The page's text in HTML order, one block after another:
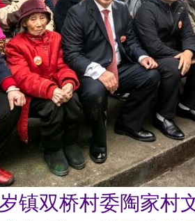
镇双桥村委陶家村